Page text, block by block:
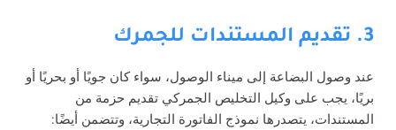
3. تقديم المستندات للجمرك
عند وصول البضاعة إلى ميناء الوصول، سواء كان جويًا أو بحريًا أو
بريًا، يجب على وكيل التخليص الجمركي تقديم حزمة من
المستندات، يتصدرها نموذج الفاتورة التجارية، وتتضمن أيضًا: